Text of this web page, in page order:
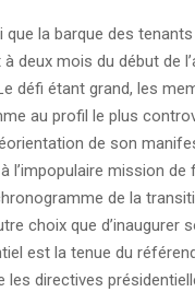
la barque des
deux mois du début de
défi étant grand, les
au profil le plus
de son
l’impopulaire mission
de la
choix que
est la tenue du
les directives